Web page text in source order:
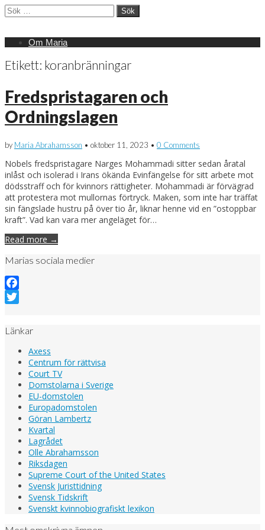
Sök
efter:
Main
Skip
content
Om Maria
Etikett: koranbränningar
Fredspristagaren och
Ordningslagen
by Maria Abrahamsson • oktober 11, 2023 • 0 Comments
Nobels fredspristagare Narges Mohammadi sitter sedan åratal
inlåst och isolerad i Irans ökända Evinfängelse för sitt arbete mot
dödsstraff och för kvinnors rättigheter. Mohammadi är förvägrad
att protestera mot mullornas förtryck. Maken, som inte har träffat
sin fängslade hustru på över tio år, liknar henne vid en ”ostoppbar
kraft”. Vad kan vara mer angeläget för…
Read more →
Marias sociala medier
Facebook
Länkar
Axess
Centrum för rättvisa
Court TV
Domstolarna i Sverige
EU-domstolen
Europadomstolen
Göran Lambertz
Kvartal
Lagrådet
Olle Abrahamsson
Riksdagen
Supreme Court of the United States
Svensk Juristtidning
Svensk Tidskrift
Svenskt kvinnobiografiskt lexikon